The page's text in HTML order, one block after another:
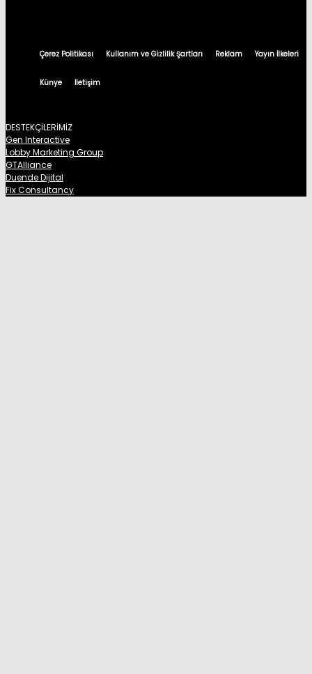
Çerez Politikası Kullanım ve Gizlilik Şartları Reklam Yayın İlkeleri
Künye İletişim
DESTEKÇİLERİMİZ
Gen Interactive
Lobby Marketing Group
GTAlliance
Duende Dijital
Fix Consultancy